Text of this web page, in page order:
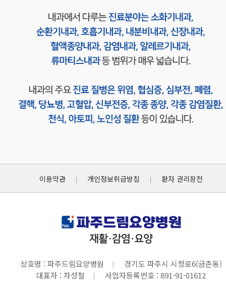
이용약관 | 개인정보취급방침 | 환자 권리장전
상호명 : 파주드림요양병원 |
경기도 파주시 시청로6(금촌동)
대표자 : 차성철
|
사업자등록번호 : 891-91-01612